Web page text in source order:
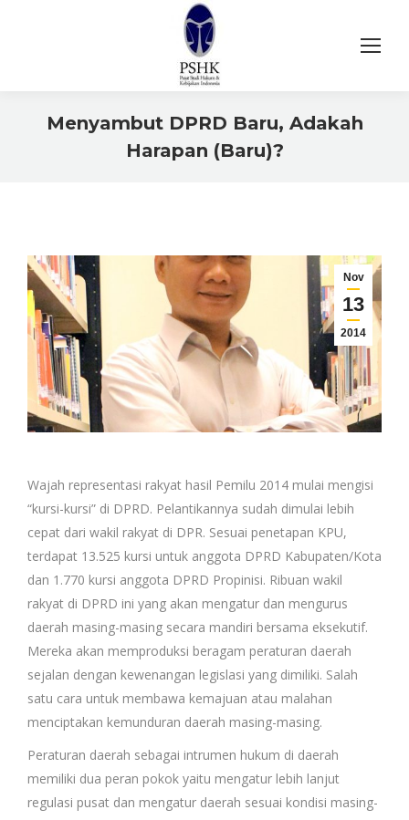
Menyambut DPRD Baru, Adakah
Harapan (Baru)?
Nov
13
2014
Wajah representasi rakyat hasil Pemilu 2014 mulai mengisi
“kursi-kursi” di DPRD. Pelantikannya sudah dimulai lebih
cepat dari wakil rakyat di DPR. Sesuai penetapan KPU,
terdapat 13.525 kursi untuk anggota DPRD Kabupaten/Kota
dan 1.770 kursi anggota DPRD Propinisi. Ribuan wakil
rakyat di DPRD ini yang akan mengatur dan mengurus
daerah masing-masing secara mandiri bersama eksekutif.
Mereka akan memproduksi beragam peraturan daerah
sejalan dengan kewenangan legislasi yang dimiliki. Salah
satu cara untuk membawa kemajuan atau malahan
menciptakan kemunduran daerah masing-masing.
Peraturan daerah sebagai intrumen hukum di daerah
memiliki dua peran pokok yaitu mengatur lebih lanjut
regulasi pusat dan mengatur daerah sesuai kondisi masing-